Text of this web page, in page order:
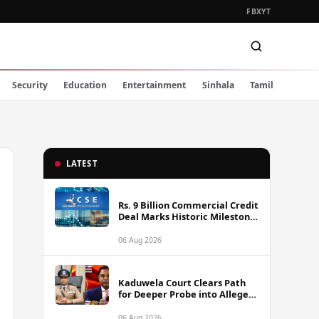
FBXYT
Security Education Entertainment Sinhala Tamil
LATEST
Rs. 9 Billion Commercial Credit
Deal Marks Historic Milestone
06 Aug 2026
Kaduwela Court Clears Path
for Deeper Probe into Alleged